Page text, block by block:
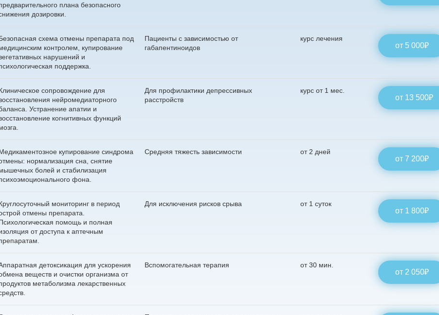
плана безопасного
дозировки.
схема отмены препарата под
контролем, купирование
нарушений и
поддержка.
Пациенты с зависимостью от
габапентиноидов
курс лечения
от 5 000₽
сопровождение для
нейромедиаторного
Устранение апатии и
когнитивных функций
Для профилактики депрессивных
расстройств
курс от 1 мес.
от 13 500₽
купирование синдрома
нормализация сна, снятие
болей и стабилизация
фона.
Средняя тяжесть зависимости от 2 дней
от 7 200₽
мониторинг в период
отмены препарата.
помощь и полная
от доступа к аптечным
Для исключения рисков срыва от 1 суток
от 1 800₽
детоксикация для ускорения
веществ и очистки организма от
метаболизма лекарственных
Вспомогательная терапия от 30 мин.
от 2 050₽
Оставьте заявку!
И мы перезвоним в течение одной минуты
Оставьте заявку!
И мы перезвоним в течение одной минуты
Вызвать врача
Оставьте заявку и мы перезвоним в течние одной
Оставьте заявку для связи со специалистом
Приедем на дом за 30 минут
Задайте ваш вопрос
Найдем все, что вам нужно
Чаще всего ищут:
Вывод из запоя
Вызвать нарколога
И мы перезвоним в течение одной минуты
Выберите свой город